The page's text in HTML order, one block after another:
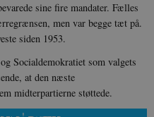
sine fire mandater. Fælles
men var begge tæt på.
siden 1953.
Socialdemokratiet som valgets
at den næste
midterpartierne støttede.